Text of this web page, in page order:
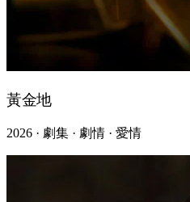
黃金地
2026 · 劇集 · 劇情 · 愛情